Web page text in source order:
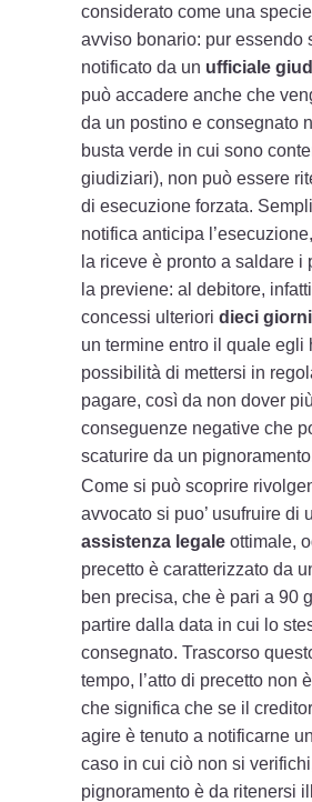
considerato come una
avviso bonario: pur essendo
notificato da un ufficiale
può accadere anche che
da un postino e consegnato
busta verde in cui sono
giudiziari), non può essere
di esecuzione forzata.
notifica anticipa
la riceve è pronto a saldare i
la previene: al debitore,
concessi ulterioridieci
un termine entro il quale egli
possibilità di mettersi in
pagare, così da non dover
conseguenze negative che
scaturire da un
Come si può scoprire
avvocato si puo’ usufruire di
assistenza legale ottimale,
precetto è caratterizzato da
ben precisa, che è pari a 90
partire dalla data in cui lo
consegnato. Trascorso
tempo, l’atto di precetto non
che significa che se il
agire è tenuto a notificarne
caso in cui ciò non si
pignoramento è da ritenersi